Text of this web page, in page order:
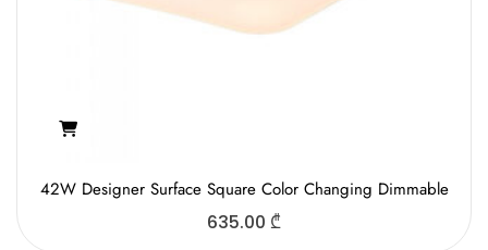
42W Designer Surface Square Color Changing Dimmable
635.00 ₾